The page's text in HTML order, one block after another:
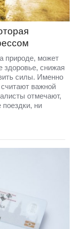
природе, может
здоровье, снижая
силы. Именно
важной
отмечают,
ни